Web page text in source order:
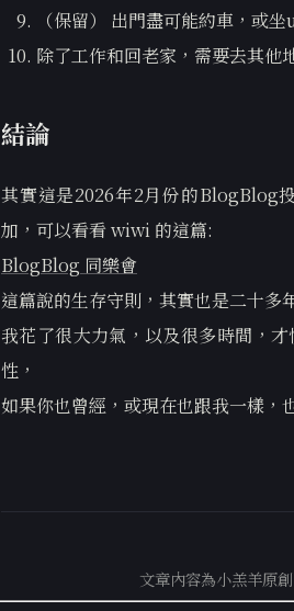
（保留） 出門盡可能約車，或
除了工作和回老家，需要去其他
結論
其實這是2026年2月份的BlogBlog
加，可以看看 wiwi 的這篇:
BlogBlog 同樂會
這篇說的生存守則，其實也是二十多
我花了很大力氣，以及很多時間，
性，
如果你也曾經，或現在也跟我一樣，
文章內容為小羔羊原